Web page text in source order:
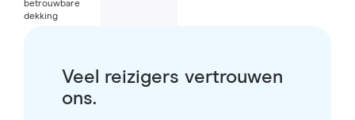
betrouwbare
dekking
Veel reizigers vertrouwen
ons.